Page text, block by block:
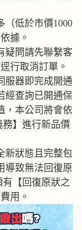
低於市價1000
據。
疑問請先聯繫客
行取消訂單。
服器即完成開通
經查詢已開通保
，本公司將會依
務】進行新品價
新狀態且完整包
導致無法回復原
【回復原狀之
用。